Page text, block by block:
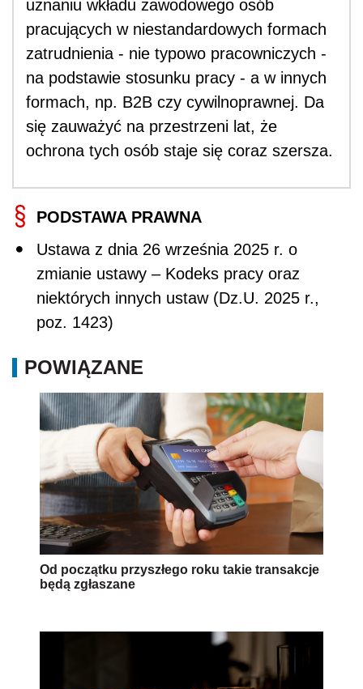
uznaniu wkładu zawodowego osób
pracujących w niestandardowych formach
zatrudnienia - nie typowo pracowniczych -
na podstawie stosunku pracy - a w innych
formach, np. B2B czy cywilnoprawnej. Da
się zauważyć na przestrzeni lat, że
ochrona tych osób staje się coraz szersza.
PODSTAWA PRAWNA
Ustawa z dnia 26 września 2025 r. o
zmianie ustawy – Kodeks pracy oraz
niektórych innych ustaw (Dz.U. 2025 r.,
poz. 1423)
POWIĄZANE
Od początku przyszłego roku takie transakcje
będą zgłaszane